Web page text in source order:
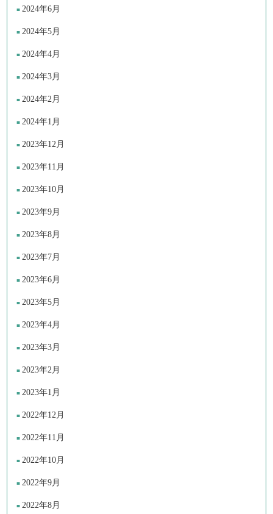
2024年6月
2024年5月
2024年4月
2024年3月
2024年2月
2024年1月
2023年12月
2023年11月
2023年10月
2023年9月
2023年8月
2023年7月
2023年6月
2023年5月
2023年4月
2023年3月
2023年2月
2023年1月
2022年12月
2022年11月
2022年10月
2022年9月
2022年8月